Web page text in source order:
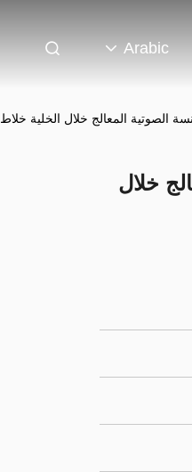
Arabic
الصوتية المعالج خلال الخلية خلاط
خلال